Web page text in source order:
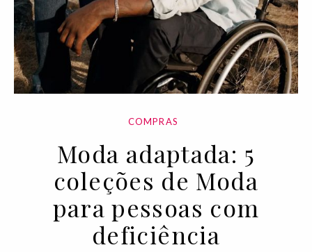
COMPRAS
Moda adaptada: 5
coleções de Moda
para pessoas com
deficiência